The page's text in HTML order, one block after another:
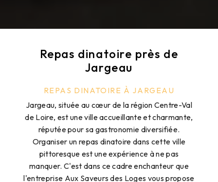
Repas dinatoire près de
Jargeau
REPAS DINATOIRE À JARGEAU
Jargeau, située au cœur de la région Centre-Val
de Loire, est une ville accueillante et charmante,
réputée pour sa gastronomie diversifiée.
Organiser un repas dinatoire dans cette ville
pittoresque est une expérience à ne pas
manquer. C'est dans ce cadre enchanteur que
l'entreprise Aux Saveurs des Loges vous propose